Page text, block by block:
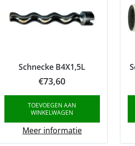
Schnecke B4X1,5L
€73,60
TOEVOEGEN AAN
WINKELWAGEN
Meer informatie